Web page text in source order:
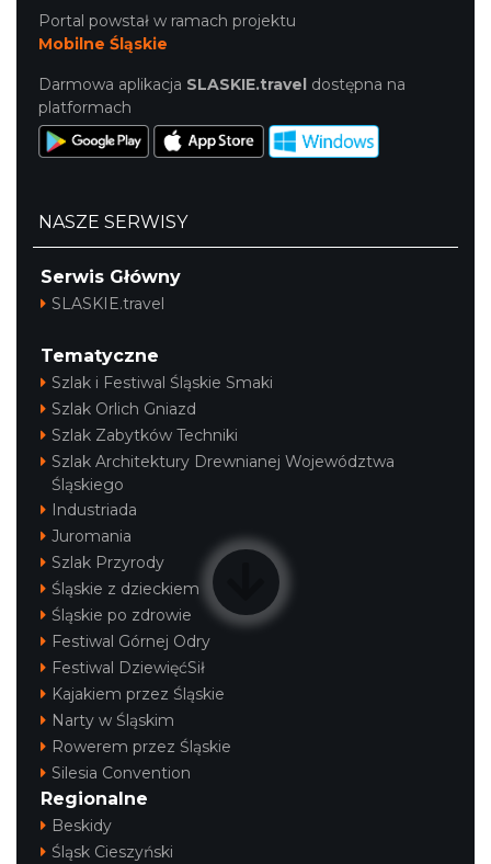
Portal powstał w ramach projektu
Mobilne Śląskie
Darmowa aplikacja SLASKIE.travel dostępna na
platformach
NASZE SERWISY
Serwis Główny
SLASKIE.travel
Tematyczne
Szlak i Festiwal Śląskie Smaki
Szlak Orlich Gniazd
Szlak Zabytków Techniki
Szlak Architektury Drewnianej Województwa
Śląskiego
Industriada
Juromania
Szlak Przyrody
Śląskie z dzieckiem
Śląskie po zdrowie
Festiwal Górnej Odry
Festiwal DziewięćSił
Kajakiem przez Śląskie
Narty w Śląskim
Rowerem przez Śląskie
Silesia Convention
Regionalne
Beskidy
Śląsk Cieszyński